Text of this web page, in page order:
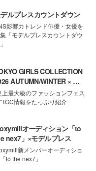
ルプレスカウントダウン
影響力トレンド俳優・女優を
「モデルプレスカウントダウ
GIRLS COLLECTION
AUTUMN/WINTER × モ
プレス
上最大級のファッションフェス
情報をたっぷり紹介
オーディション「to
nex7」×モデルプレス
新メンバーオーディショ
to the nex7」